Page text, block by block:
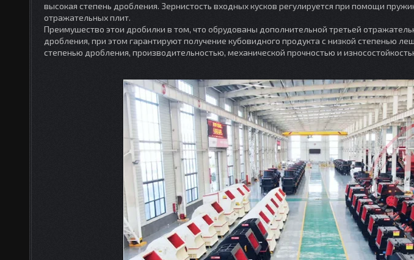
высокая степень дробления. Зернистость входных кусков регулируется при помощи
отражательных плит.
Преимушество этои дробилки в том, что обрудованы дополнительной третьей
дробления, при этом гарантируют получение кубовидного продукта с низкой степенью
степенью дробления, производительностью, механической прочностью и